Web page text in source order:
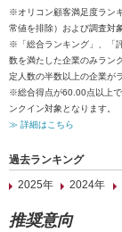
※オリコン顧客満足度ラン
常値を排除）および調査対
※「総合ランキング」、「
数を満たした企業のみラン
定人数の半数以上の企業が
※総合得点が60.00点以上
ンクイン対象となります。
≫ 詳細はこちら
過去ランキング
2025年
2024年
推奨意向